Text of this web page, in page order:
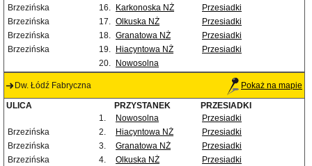
Brzezińska
16. Karkonoska NŻ
Przesiadki
Brzezińska
17. Olkuska NŻ
Przesiadki
Brzezińska
18. Granatowa NŻ
Przesiadki
Brzezińska
19. Hiacyntowa NŻ
Przesiadki
20.
Nowosolna
Dw. Łódź Fabryczna Pokaż na mapie
ULICA PRZYSTANEK
PRZESIADKI
1.
Nowosolna
Przesiadki
Brzezińska
2. Hiacyntowa NŻ
Przesiadki
Brzezińska
3. Granatowa NŻ
Przesiadki
Brzezińska
4. Olkuska NŻ
Przesiadki